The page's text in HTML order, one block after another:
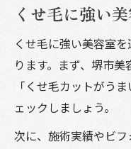
くせ毛に強い
くせ毛に強い美容室
ります。まず、堺市
「くせ毛カットがう
ェックしましょう。
次に、施術実績やビ